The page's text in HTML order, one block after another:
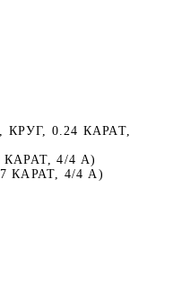
0.24 КАРАТ,
4/4 А)
КАРАТ, 4/4 А)